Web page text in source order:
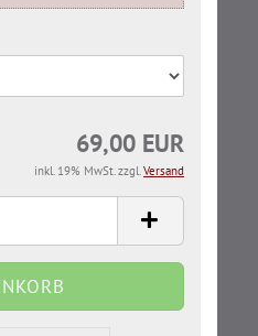
69,00 EUR
inkl. 19% MwSt. zzgl.Versand